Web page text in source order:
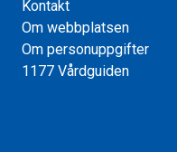
Kontakt
Om webbplatsen
Om personuppgifter
1177 Vårdguiden